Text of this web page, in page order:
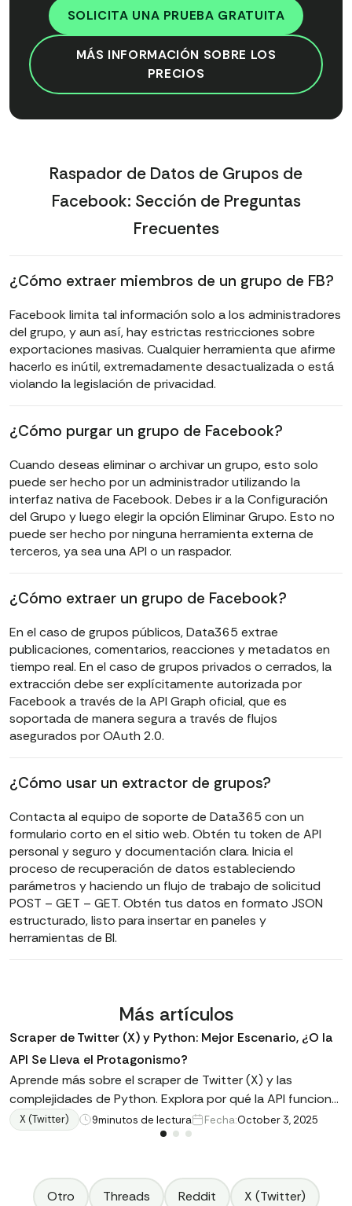
SOLICITA UNA PRUEBA GRATUITA
MÁS INFORMACIÓN SOBRE LOS
PRECIOS
Raspador de Datos de Grupos de
Facebook: Sección de Preguntas
Frecuentes
¿Cómo extraer miembros de un grupo de FB?
Facebook limita tal información solo a los administradores
del grupo, y aun así, hay estrictas restricciones sobre
exportaciones masivas. Cualquier herramienta que afirme
hacerlo es inútil, extremadamente desactualizada o está
violando la legislación de privacidad.
¿Cómo purgar un grupo de Facebook?
Cuando deseas eliminar o archivar un grupo, esto solo
puede ser hecho por un administrador utilizando la
interfaz nativa de Facebook. Debes ir a la Configuración
del Grupo y luego elegir la opción Eliminar Grupo. Esto no
puede ser hecho por ninguna herramienta externa de
terceros, ya sea una API o un raspador.
¿Cómo extraer un grupo de Facebook?
En el caso de grupos públicos, Data365 extrae
publicaciones, comentarios, reacciones y metadatos en
tiempo real. En el caso de grupos privados o cerrados, la
extracción debe ser explícitamente autorizada por
Facebook a través de la API Graph oficial, que es
soportada de manera segura a través de flujos
asegurados por OAuth 2.0.
¿Cómo usar un extractor de grupos?
Contacta al equipo de soporte de Data365 con un
formulario corto en el sitio web. Obtén tu token de API
personal y seguro y documentación clara. Inicia el
proceso de recuperación de datos estableciendo
parámetros y haciendo un flujo de trabajo de solicitud
POST – GET – GET. Obtén tus datos en formato JSON
estructurado, listo para insertar en paneles y
herramientas de BI.
Más artículos
Scraper de Twitter (X) y Python: Mejor Escenario, ¿O la
API Se Lleva el Protagonismo?
Aprende más sobre el scraper de Twitter (X) y las
complejidades de Python. Explora por qué la API funciona
mejor con el código de Python y por qué necesitas
X (Twitter) 9minutos de lectura Fecha:October 3, 2025
Otro Threads Reddit X (Twitter)